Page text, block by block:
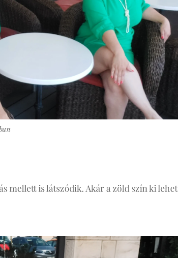
mellett is látszódik. Akár a zöld szín ki lehet